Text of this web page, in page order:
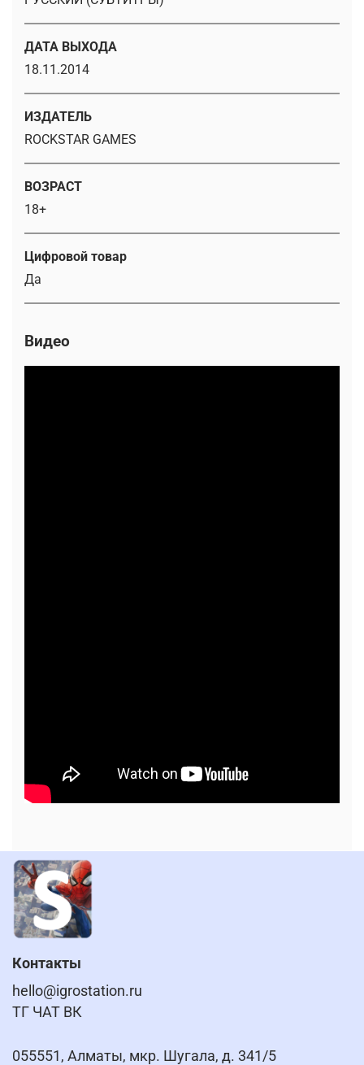
ДАТА ВЫХОДА
18.11.2014
ИЗДАТЕЛЬ
ROCKSTAR GAMES
ВОЗРАСТ
18+
Цифровой товар
Да
Видео
Контакты
hello@igrostation.ru
ТГ ЧАТ ВК
055551, Алматы, мкр. Шугала, д. 341/5